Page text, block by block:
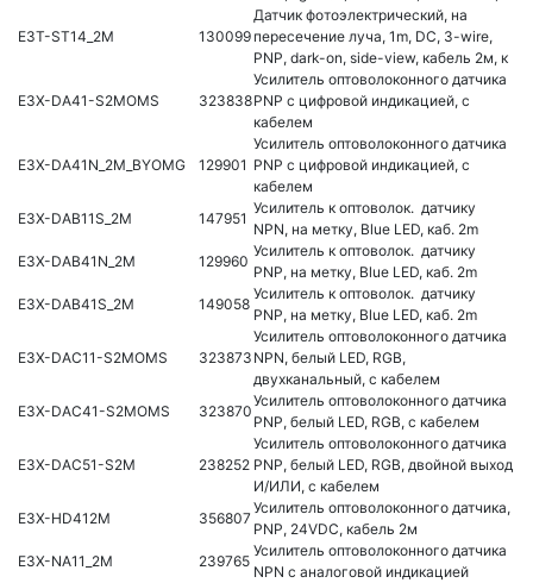
E3T-ST14_2M 130099
Датчик фотоэлектрический, на
пересечение луча, 1m, DC, 3-wire,
PNP, dark-on, side-view, кабель 2м, к
E3X-DA41-S2MOMS 323838
Усилитель оптоволоконного датчика
PNP с цифровой индикацией, с
кабелем
E3X-DA41N_2M_BYOMG 129901
Усилитель оптоволоконного датчика
PNP с цифровой индикацией, с
кабелем
E3X-DAB11S_2M
147951
Усилитель к оптоволок. датчику
NPN, на метку, Blue LED, каб. 2m
E3X-DAB41N_2M
129960
Усилитель к оптоволок. датчику
PNP, на метку, Blue LED, каб. 2m
E3X-DAB41S_2M
149058
Усилитель к оптоволок. датчику
PNP, на метку, Blue LED, каб. 2m
E3X-DAC11-S2MOMS 323873
Усилитель оптоволоконного датчика
NPN, белый LED, RGB,
двухканальный, с кабелем
E3X-DAC41-S2MOMS
323870
Усилитель оптоволоконного датчика
PNP, белый LED, RGB, с кабелем
E3X-DAC51-S2M 238252
Усилитель оптоволоконного датчика
PNP, белый LED, RGB, двойной выход
И/ИЛИ, с кабелем
E3X-HD412M
356807
Усилитель оптоволоконного датчика,
PNP, 24VDC, кабель 2м
E3X-NA11_2M
239765
Усилитель оптоволоконного датчика
NPN с аналоговой индикацией